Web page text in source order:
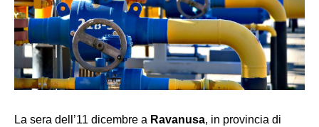
La sera dell’11 dicembre a Ravanusa, in provincia di